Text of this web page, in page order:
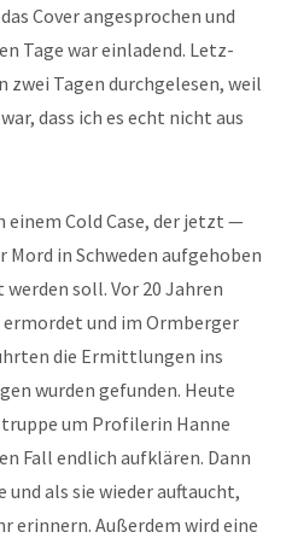
Cov­er ange­sprochen und
Tage war ein­ladend. Let­z­
zwei Tagen durchge­le­sen, weil
dass ich es echt nicht aus
einem Cold Case, der jet­zt —
Mord in Schwe­den aufge­hoben
soll. Vor 20 Jahren
ermordet und im Orm­berg­er
die Ermit­tlun­gen ins
wur­den gefun­den. Heute
um Pro­fi­lerin Hanne
Fall endlich aufk­lären. Dann
als sie wieder auf­taucht,
erin­nern. Außer­dem wird eine